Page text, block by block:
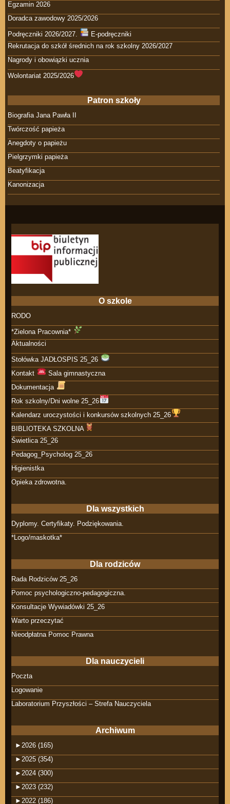
Egzamin 2026
Doradca zawodowy 2025/2026
Podręczniki 2026/2027.
E-podręczniki
Rekrutacja do szkół średnich na rok szkolny 2026/2027
Nagrody i obowiązki ucznia
Wolontariat 2025/2026
Patron szkoły
Biografia Jana Pawła II
Twórczość papieża
Anegdoty o papieżu
Pielgrzymki papieża
Beatyfikacja
Kanonizacja
O szkole
RODO
*Zielona Pracownia*
Aktualności
Stołówka JADŁOSPIS 25_26
Kontakt
Sala gimnastyczna
Dokumentacja
Rok szkolny/Dni wolne 25_26
Kalendarz uroczystości i konkursów szkolnych 25_26
BIBLIOTEKA SZKOLNA
Świetlica 25_26
Pedagog_Psycholog 25_26
Higienistka
Opieka zdrowotna.
Dla wszystkich
Dyplomy. Certyfikaty. Podziękowania.
*Logo/maskotka*
Dla rodziców
Rada Rodziców 25_26
Pomoc psychologiczno-pedagogiczna.
Konsultacje Wywiadówki 25_26
Warto przeczytać
Nieodpłatna Pomoc Prawna
Dla nauczycieli
Poczta
Logowanie
Laboratorium Przyszłości – Strefa Nauczyciela
Archiwum
► 2026 (165)
► 2025 (354)
► 2024 (300)
► 2023 (232)
► 2022 (186)